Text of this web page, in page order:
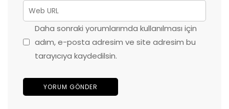
Daha sonraki yorumlarımda kullanılması için
adım, e-posta adresim ve site adresim bu
tarayıcıya kaydedilsin.